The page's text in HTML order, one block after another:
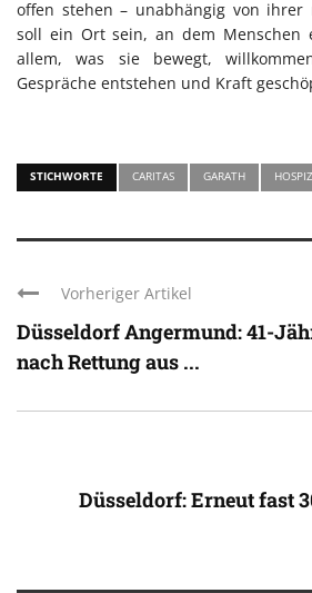
offen stehen – unabhängig von ihrer
soll ein Ort sein, an dem Menschen
allem, was sie bewegt,
Gespräche entstehen und Kraft
STICHWORTE CARITAS GARATH HOSPIZ
Vorheriger Artikel
Düsseldorf Angermund: 41-
nach Rettung aus ...
Düsseldorf: Erneut fast